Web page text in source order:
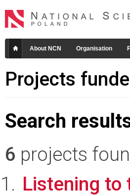
About NCN Organisation
Projects
Search
6 projects
Listening to